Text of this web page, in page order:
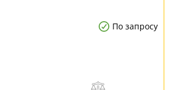
По запросу